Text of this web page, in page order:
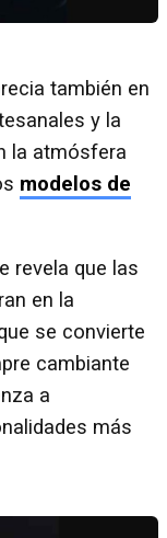
también en
y la
la atmósfera
modelos de
revela que las
en la
se convierte
cambiante
a
más